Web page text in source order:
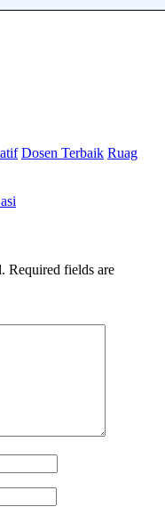
Dosen Terbaik Ruag
Required fields are